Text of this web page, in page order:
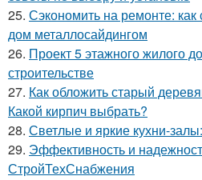
25. Сэкономить на ремонте:
дом металлосайдингом
26. Проект 5 этажного жилого
строительстве
27. Как обложить старый
Какой кирпич выбрать?
28. Светлые и яркие кухни-
29. Эффективность и
СтройТехСнабжения